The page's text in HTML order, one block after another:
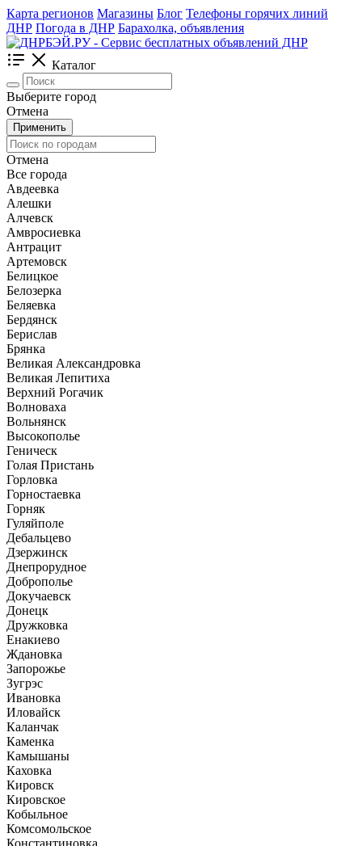
Карта регионов Магазины Блог Телефоны горячих линий
ДНР Погода в ДНР Барахолка, объявления
Каталог
Выберите город
Отмена
Применить
Отмена
Все города
Авдеевка
Алешки
Алчевск
Амвросиевка
Антрацит
Артемовск
Белицкое
Белозерка
Беляевка
Бердянск
Берислав
Брянка
Великая Александровка
Великая Лепитиха
Верхний Рогачик
Волноваха
Вольнянск
Высокополье
Геническ
Голая Пристань
Горловка
Горностаевка
Горняк
Гуляйполе
Дебальцево
Дзержинск
Днепрорудное
Доброполье
Докучаевск
Донецк
Дружковка
Енакиево
Ждановка
Запорожье
Зугрэс
Ивановка
Иловайск
Каланчак
Каменка
Камышаны
Каховка
Кировск
Кировское
Кобыльное
Комсомольское
Константиновка